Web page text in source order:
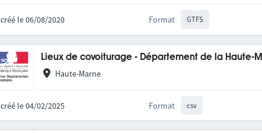
créé le 06/08/2020 Format GTFS
Lieux de covoiturage - Département de la Haute-
Haute-Marne
créé le 04/02/2025 Format csv